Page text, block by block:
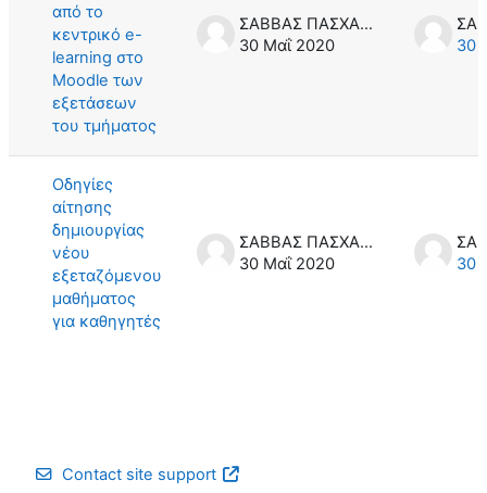
από το
κεντρικό e-
learning στο
Moodle των
εξετάσεων
του τμήματος
ΣΑΒΒΑΣ ΠΑΣΧΑΛΙΔΗΣ
30 Μαΐ 2020
30
Οδηγίες
αίτησης
δημιουργίας
νέου
εξεταζόμενου
μαθήματος
για καθηγητές
ΣΑΒΒΑΣ ΠΑΣΧΑΛΙΔΗΣ
30 Μαΐ 2020
30
Contact site support